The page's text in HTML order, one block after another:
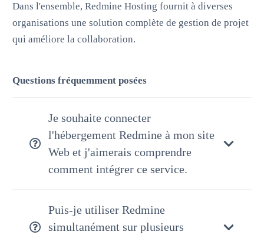
Dans l'ensemble, Redmine Hosting fournit à diverses
organisations une solution complète de gestion de projet
qui améliore la collaboration.
Questions fréquemment posées
Je souhaite connecter
l'hébergement Redmine à mon site
Web et j'aimerais comprendre
comment intégrer ce service.
Puis-je utiliser Redmine
simultanément sur plusieurs